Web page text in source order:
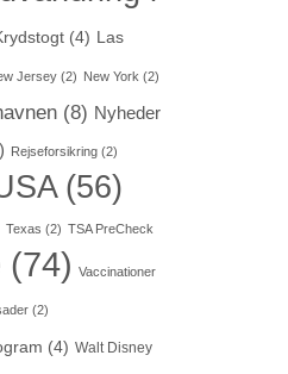
(4) Las
Jersey(2) New York (2)
(8) Nyheder
Rejseforsikring(2)
(56)
Texas (2) TSA PreCheck
(74) Vaccinationer
(2)
(4) Walt Disney